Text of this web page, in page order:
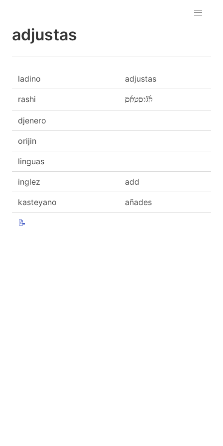
adjustas
ladino adjustas
rashi אגﬞוסטאס
djenero
orijin
linguas
inglez add
kasteyano añades
📝